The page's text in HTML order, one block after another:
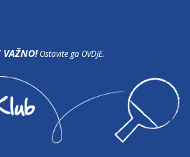
VAŽNO!Ostavite ga OVDJE.